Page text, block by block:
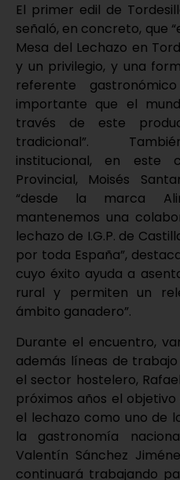
El primer edil de
señaló, en concreto, que
Mesa del Lechazo en
y un privilegio, y una
referente
importante que el
través de este
tradicional”.
institucional, en este
Provincial, Moisés
“desde la marca
mantenemos una
lechazo de I.G.P. de
por toda España”,
cuyo éxito ayuda a
rural y permiten un
ámbito ganadero”.
Durante el encuentro,
además líneas de
el sector hostelero,
próximos años el
el lechazo como uno de
la gastronomía
Valentín Sánchez
continuará trabajando